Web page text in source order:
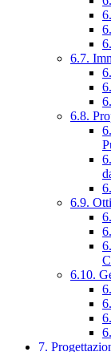
6.7.
6.8.
6.9.
6.10.
7.